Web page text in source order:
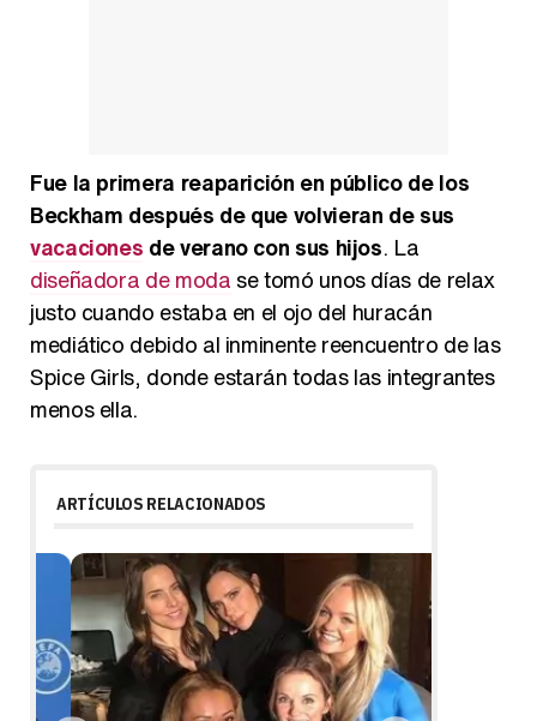
Fue la primera reaparición en público de los
Beckham después de que volvieran de sus
vacaciones de verano con sus hijos. La
diseñadora de moda se tomó unos días de relax
justo cuando estaba en el ojo del huracán
mediático debido al inminente reencuentro de las
Spice Girls, donde estarán todas las integrantes
menos ella.
ARTÍCULOS RELACIONADOS